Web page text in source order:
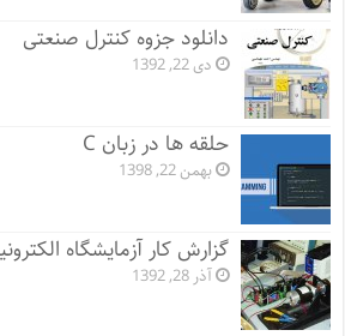
دانلود جزوه کنترل صنعتی
دی 22, 1392
حلقه ها در زبان C
بهمن 22, 1398
گزارش کار آزمایشگاه
آذر 28, 1392